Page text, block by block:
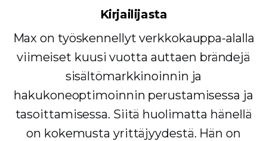
Kirjailijasta
Max on työskennellyt verkkokauppa-alalla
viimeiset kuusi vuotta auttaen brändejä
sisältömarkkinoinnin ja
hakukoneoptimoinnin perustamisessa ja
tasoittamisessa. Siitä huolimatta hänellä
on kokemusta yrittäjyydestä. Hän on